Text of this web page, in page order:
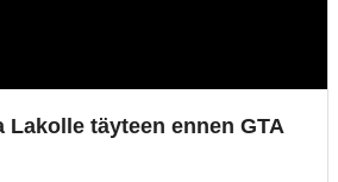
Lakolle täyteen ennen GTA